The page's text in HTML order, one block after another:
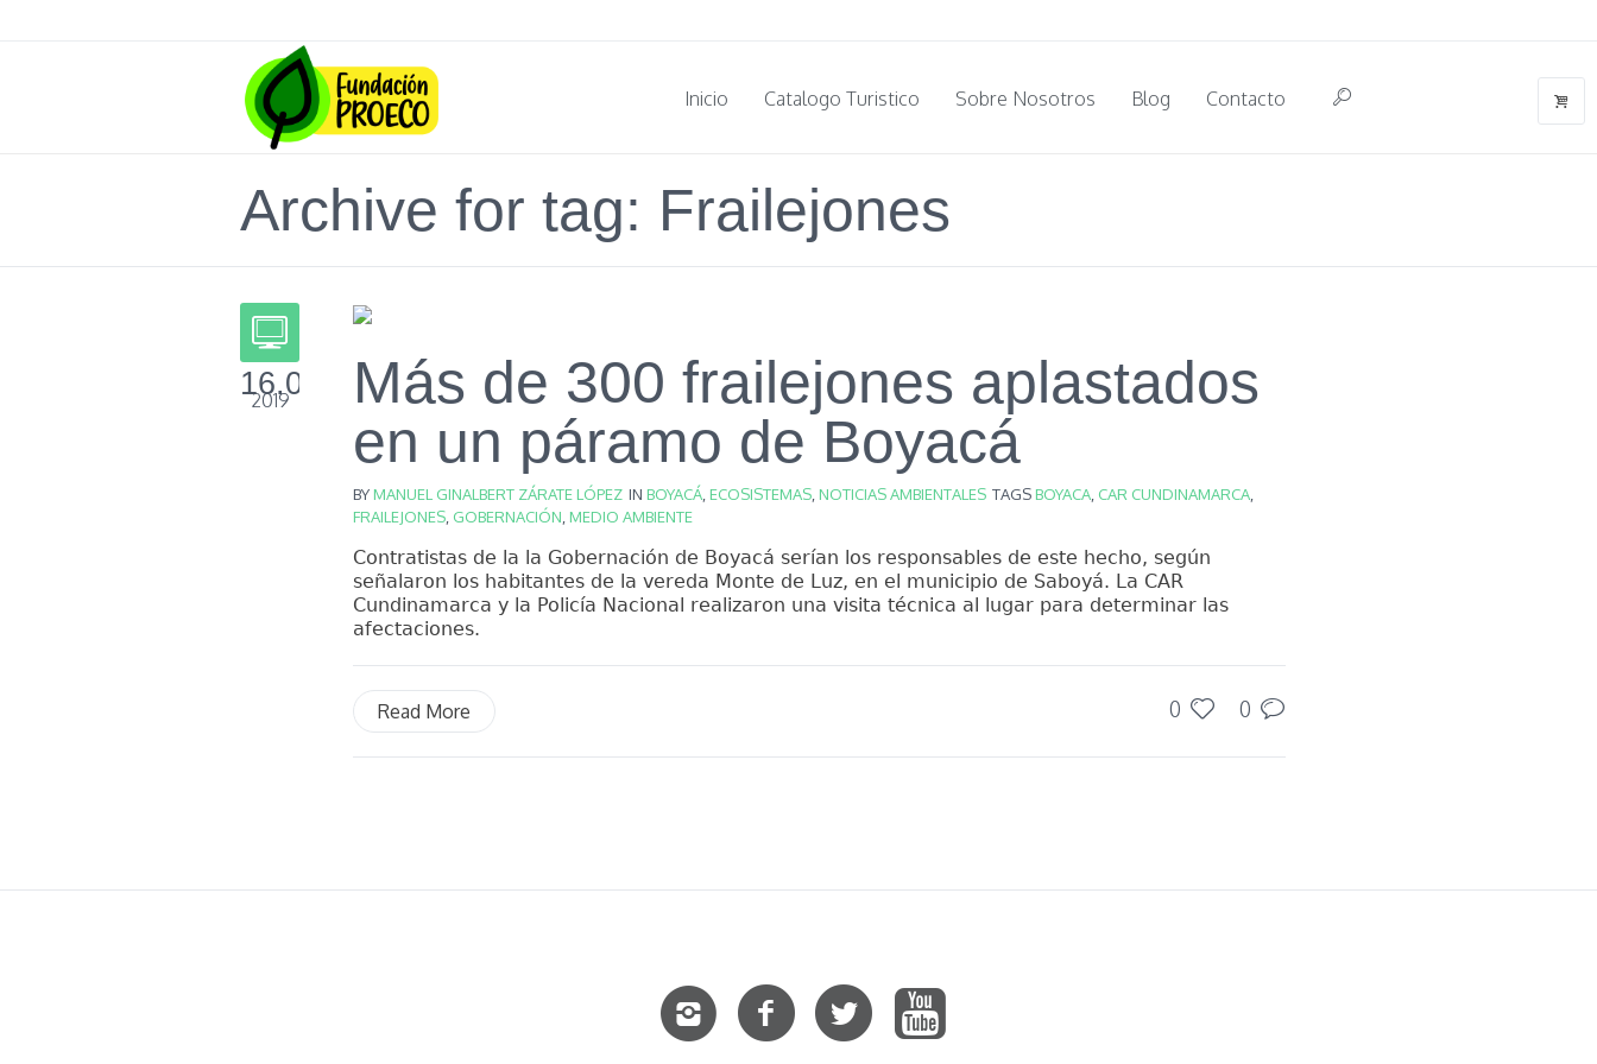
Inicio Catalogo Turistico Sobre Nosotros Blog Contacto
Archive for tag: Frailejones
16.08
2019
Más de 300 frailejones aplastados
en un páramo de Boyacá
BYMANUEL GINALBERT ZÁRATE LÓPEZ IN BOYACÁ ECOSISTEMAS NOTICIAS AMBIENTALES TAGSBOYACA CAR CUNDINAMARCA
FRAILEJONES GOBERNACIÓN MEDIO AMBIENTE
Contratistas de la la Gobernación de Boyacá serían los responsables de este hecho, según
señalaron los habitantes de la vereda Monte de Luz, en el municipio de Saboyá. La CAR
Cundinamarca y la Policía Nacional realizaron una visita técnica al lugar para determinar las
afectaciones.
0 0
Read More